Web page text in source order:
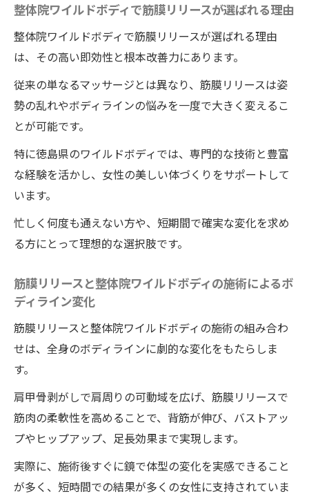
整体院ワイルドボディで筋膜リリースが選ばれる理由
整体院ワイルドボディで筋膜リリースが選ばれる理由
は、その高い即効性と根本改善力にあります。
従来の単なるマッサージとは異なり、筋膜リリースは姿
勢の乱れやボディラインの悩みを一度で大きく変えるこ
とが可能です。
特に徳島県のワイルドボディでは、専門的な技術と豊富
な経験を活かし、女性の美しい体づくりをサポートして
います。
忙しく何度も通えない方や、短期間で確実な変化を求め
る方にとって理想的な選択肢です。
筋膜リリースと整体院ワイルドボディの施術によるボ
ディライン変化
筋膜リリースと整体院ワイルドボディの施術の組み合わ
せは、全身のボディラインに劇的な変化をもたらしま
す。
肩甲骨剥がしで肩周りの可動域を広げ、筋膜リリースで
筋肉の柔軟性を高めることで、背筋が伸び、バストアッ
プやヒップアップ、足長効果まで実現します。
実際に、施術後すぐに鏡で体型の変化を実感できること
が多く、短時間での結果が多くの女性に支持されていま